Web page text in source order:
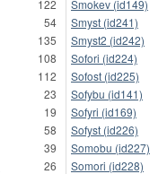
122
54
135
108
112
23
19
58
39
26
Smokev (id149)
Smyst (id241)
Smyst2 (id242)
Sofori (id224)
Sofost (id225)
Sofybu (id141)
Sofyri (id169)
Sofyst (id226)
Somobu (id227)
Somori (id228)